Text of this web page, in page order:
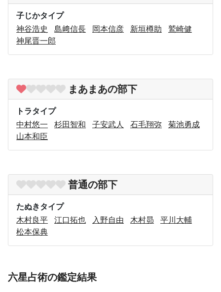
子じかタイプ
神谷浩史
島﨑信長 岡本信彦 新垣樽助
鷲崎健
神尾晋一郎
まあまあの部下
トラタイプ
中村悠一
杉田智和 子安武人 石毛翔弥
菊池勇成
山本和臣
普通の部下
たぬきタイプ
木村良平
江口拓也 入野自由 木村昴
平川大輔
松本保典
六星占術の鑑定結果